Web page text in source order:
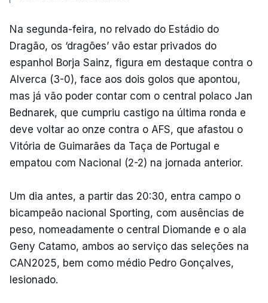
Na segunda-feira, no relvado do Estádio do
Dragão, os ‘dragões’ vão estar privados do
espanhol Borja Sainz, figura em destaque contra o
Alverca (3-0), face aos dois golos que apontou,
mas já vão poder contar com o central polaco Jan
Bednarek, que cumpriu castigo na última ronda e
deve voltar ao onze contra o AFS, que afastou o
Vitória de Guimarães da Taça de Portugal e
empatou com Nacional (2-2) na jornada anterior.
Um dia antes, a partir das 20:30, entra campo o
bicampeão nacional Sporting, com ausências de
peso, nomeadamente o central Diomande e o ala
Geny Catamo, ambos ao serviço das seleções na
CAN2025, bem como médio Pedro Gonçalves,
lesionado.